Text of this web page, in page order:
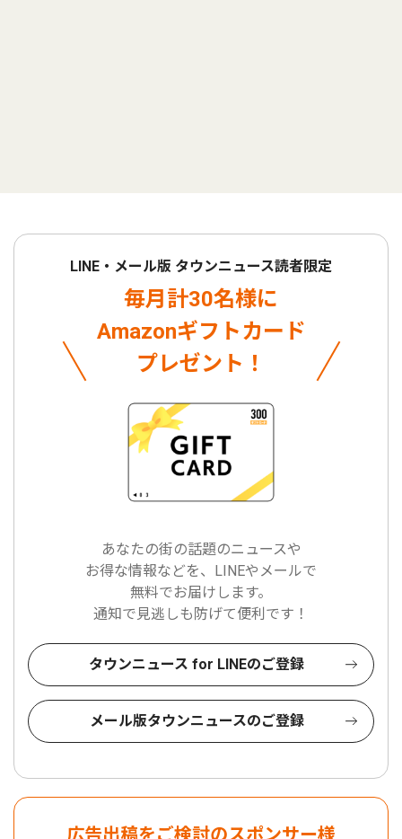
LINE・メール版 タウンニュース読者限定
毎月計30名様に
Amazonギフトカード
プレゼント！
あなたの街の話題のニュースや
お得な情報などを、LINEやメールで
無料でお届けします。
通知で見逃しも防げて便利です！
タウンニュース for LINEのご登録
メール版タウンニュースのご登録
広告出稿をご検討のスポンサー様